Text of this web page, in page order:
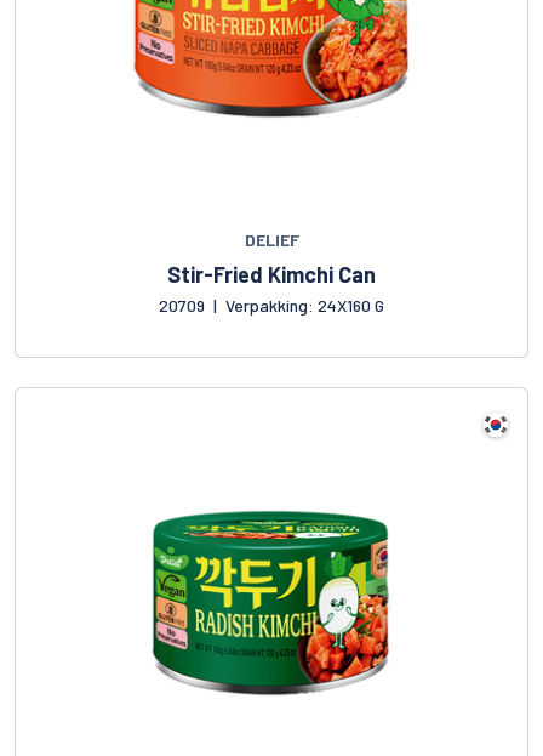
DELIEF
Stir-Fried Kimchi Can
20709 | Verpakking: 24X160 G